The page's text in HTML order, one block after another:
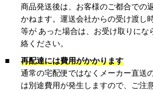
商品発送後は、お客様のご都合での
かねます。運送会社からの受け渡し
等が あった場合は、お受け取りにな
絡ください。
■
再配達には費用がかかります
通常の宅配便ではなくメーカー直送
は別途費用が発生しますので、ご注